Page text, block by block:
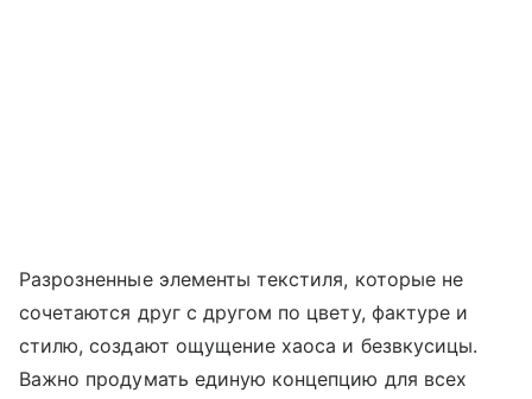
Разрозненные элементы текстиля, которые не
сочетаются друг с другом по цвету, фактуре и
стилю, создают ощущение хаоса и безвкусицы.
Важно продумать единую концепцию для всех